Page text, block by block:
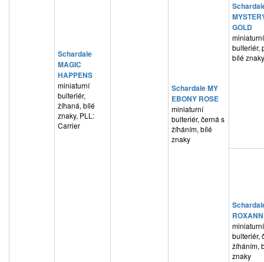
Schardale
MAGIC
HAPPENS
miniaturní
bulteriér,
žíhaná, bílé
znaky, PLL:
Carrier
Schardale MY
EBONY ROSE
miniaturní
bulteriér, černá s
žíháním, bílé
znaky
GOLD
miniaturní
bulteriér,
bílé znaky
miniaturní
bulteriér,
žíháním,
znaky